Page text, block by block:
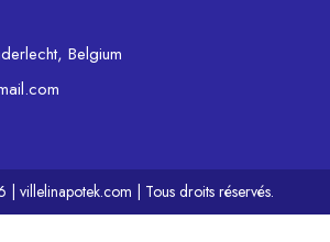
Belgium
villelinapotek.com | Tous droits réservés.